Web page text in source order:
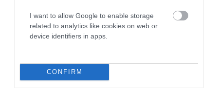
I want to allow Google to enable storage
related to analytics like cookies on web or
device identifiers in apps.
CONFIRM
Στην αφίσα της γιορτής γράφει “Η Άνδρος
φωτίζεται ξανά!” Το θαυμαστικό προφανώς